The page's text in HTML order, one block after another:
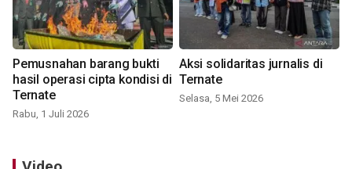
Pemusnahan barang bukti
hasil operasi cipta kondisi di
Ternate
Rabu, 1 Juli 2026
Aksi solidaritas jurnalis di
Ternate
Selasa, 5 Mei 2026